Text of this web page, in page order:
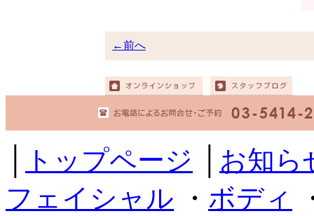
←前へ
トップページ
お知ら
フェイシャル ・ ボディ